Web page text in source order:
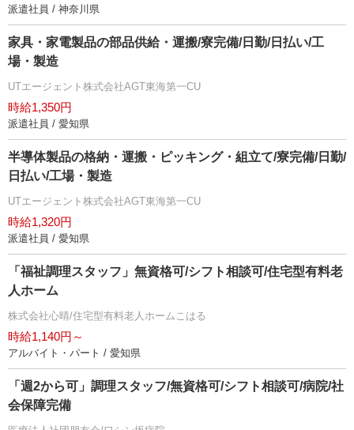
派遣社員 / 神奈川県
家具・家電製品の部品供給・運搬/寮完備/日勤/日払い/工
場・製造
UTエージェント株式会社AGT東海第一CU
時給1,350円
派遣社員 / 愛知県
半導体製品の格納・運搬・ピッキング・組立て/寮完備/日勤/
日払い/工場・製造
UTエージェント株式会社AGT東海第一CU
時給1,320円
派遣社員 / 愛知県
「福祉調理スタッフ」無資格可/シフト相談可/住宅型有料老
人ホーム
株式会社心晴/住宅型有料老人ホームこはる
時給1,140円～
アルバイト・パート / 愛知県
「週2から可」調理スタッフ/無資格可/シフト相談可/病院/社
会保障完備